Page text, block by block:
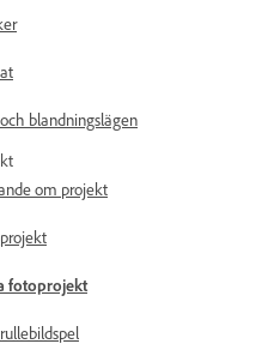
blandningslägen
om projekt
fotoprojekt